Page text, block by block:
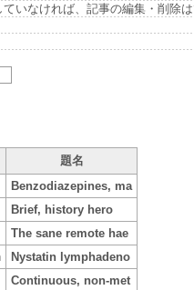
いなければ、記事の編集・削除
題名
Benzodiazepines, ma
Brief, history hero
The sane remote hae
Nystatin lymphadeno
Continuous, non-met